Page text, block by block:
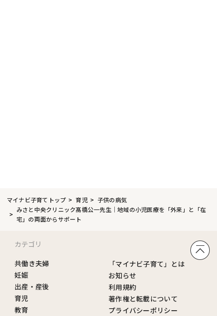
マイナビ子育てトップ 育児
子供の病気
みさと中央クリニック髙橋公一先生｜地域の小児医療を「外来」と「在
宅」の両面からサポート
カテゴリ
共働き夫婦
妊娠
出産・産後
育児
教育
「マイナビ子育て」とは
お知らせ
利用規約
著作権と転載について
プライバシーポリシー